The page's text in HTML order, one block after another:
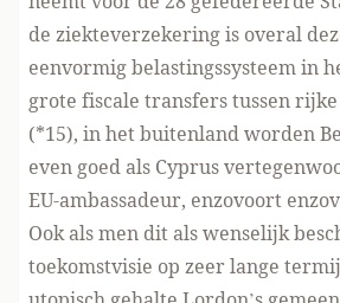
de ziekteverzekering is overal
eenvormig belastingssysteem in
grote fiscale transfers tussen rijke
(*15), in het buitenland worden
even goed als Cyprus
EU-ambassadeur, enzovoort
Ook als men dit als wenselijk
toekomstvisie op zeer lange